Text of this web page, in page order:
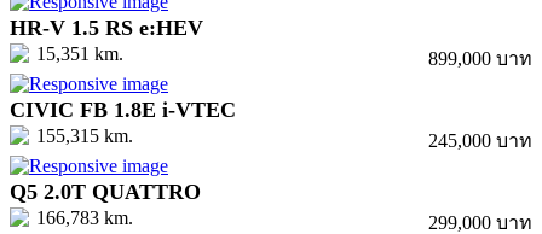
HR-V 1.5 RS e:HEV
15,351 km. 899,000 บาท
CIVIC FB 1.8E i-VTEC
155,315 km. 245,000 บาท
Q5 2.0T QUATTRO
166,783 km. 299,000 บาท